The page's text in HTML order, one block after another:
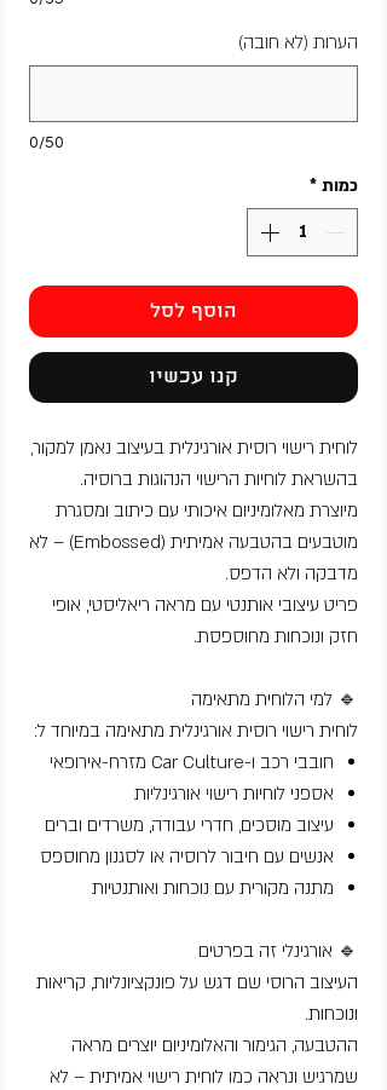
הערות (לא חובה)
0/50
כמות *
הוסף לסל
קנו עכשיו
לוחית רישוי רוסית אורגינלית בעיצוב נאמן למקור,
בהשראת לוחיות הרישוי הנהוגות ברוסיה.
מיוצרת מאלומיניום איכותי עם כיתוב ומסגרת
מוטבעים בהטבעה אמיתית (Embossed) – לא
מדבקה ולא הדפס.
פריט עיצובי אותנטי עם מראה ריאליסטי, אופי
חזק ונוכחות מחוספסת.
🔹 למי הלוחית מתאימה
לוחית רישוי רוסית אורגינלית מתאימה במיוחד ל:
חובבי רכב ו-Car Culture מזרח-אירופאי
אספני לוחיות רישוי אורגינליות
עיצוב מוסכים, חדרי עבודה, משרדים וברים
אנשים עם חיבור לרוסיה או לסגנון מחוספס
מתנה מקורית עם נוכחות ואותנטיות
🔹 אורגינלי זה בפרטים
העיצוב הרוסי שם דגש על פונקציונליות, קריאות
ונוכחות.
ההטבעה, הגימור והאלומיניום יוצרים מראה
שמרגיש ונראה כמו לוחית רישוי אמיתית – לא